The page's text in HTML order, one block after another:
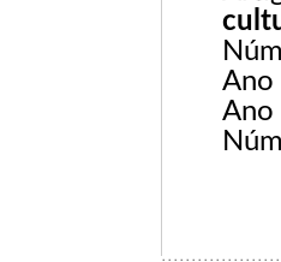
Ano